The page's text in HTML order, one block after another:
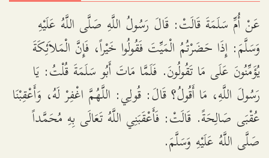
عَنْ أُمِّ سَلَمَةَ قَالَتْ: قَالَ رَسُولُ اللَّهِ صَلَّى اللَّهُ عَلَيْهِ
وَسَلَّمَ: إِذَا حَضَرْتُمُ الْمَيِّتَ فَقُولُوا خَيْراً، فَإِنَّ الْمَلاَئِكَةَ
يُؤَمِّنُونَ عَلَى مَا تَقُولُونَ. فَلَمَّا مَاتَ أَبُو سَلَمَةَ قُلْتُ: يَا
رَسُولَ اللَّهِ، مَا أَقُولُ؟ قَالَ: قُولِي: اللَّهُمَّ اغْفِرْ لَهُ، وَأَعْقِبْنَا
عُقْبَى صَالِحَةً. قَالَتْ: فَأَعْقَبَنِي اللَّهُ تَعَالَى بِهِ مُحَمَّداً
صَلَّى اللَّهُ عَلَيْهِ وَسَلَّمَ.